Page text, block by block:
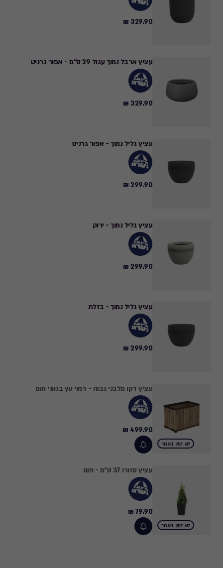
329.90
329.90 ₪
עציץ ארבל נמוך עגול 29 ס"מ - אפור גרניט
329.90
329.90 ₪
עציץ גליל נמוך - אפור גרניט
299.90
299.90 ₪
עציץ גליל נמוך - ירוק
299.90
299.90 ₪
עציץ גליל נמוך - בזלת
299.90
299.90 ₪
לא זמין באתר
עציץ דקו מלבני גבוה - דמוי עץ בגווני חום
499.90
₪
499.90 ₪
לא זמין באתר
עציץ טזורו 37 ס"מ - חום
79.90
₪
79.90 ₪